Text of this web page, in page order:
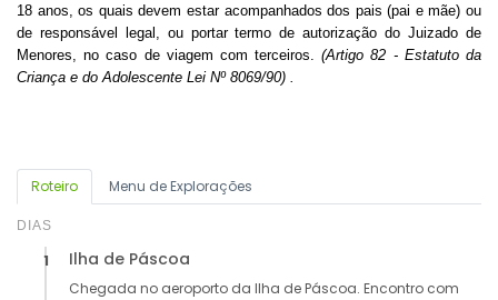
Roteiro Menu de Explorações
DIAS
1 Ilha de Páscoa
Chegada no aeroporto da Ilha de Páscoa. Encontro com
18 anos, os quais devem estar acompanhados dos pais (pai e mãe) ou
de responsável legal, ou portar termo de autorização do Juizado de
Menores, no caso de viagem com terceiros. (Artigo 82 - Estatuto da
Criança e do Adolescente Lei Nº 8069/90) .